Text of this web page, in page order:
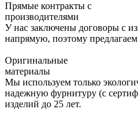
Прямые контракты с
производителями
У нас заключены договоры с
напрямую, поэтому
Оригинальные
материалы
Мы используем только
надежную фурнитуру (с
изделий до 25 лет.